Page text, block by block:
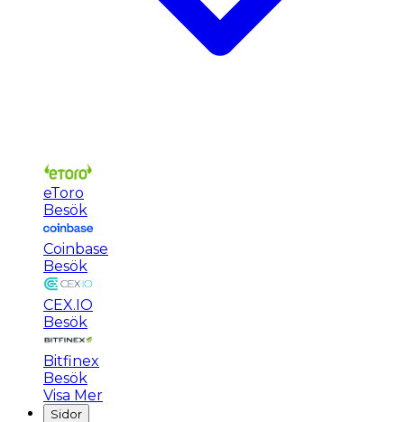
eToro
Besök
Coinbase
Besök
CEX.IO
Besök
Bitfinex
Besök
Visa Mer
Sidor